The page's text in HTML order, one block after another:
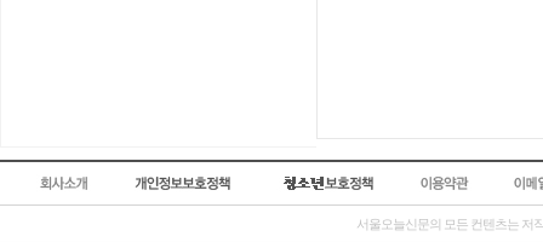
서울오늘신문의 모든 컨텐츠는 저